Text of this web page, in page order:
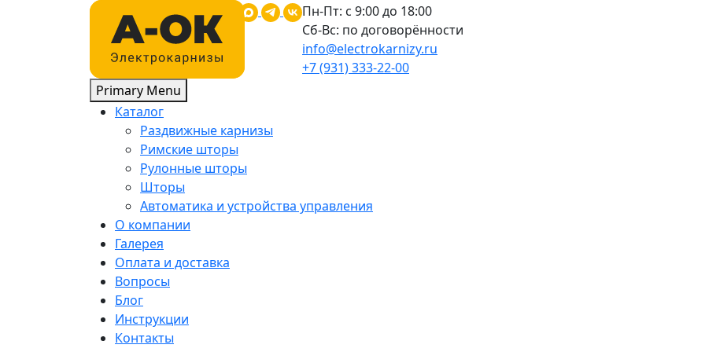
Пн-Пт: с 9:00 до 18:00
Сб-Вс: по договорённости
info@electrokarnizy.ru
+7 (931) 333-22-00
Primary Menu
Каталог
Раздвижные карнизы
Римские шторы
Рулонные шторы
Шторы
Автоматика и устройства управления
О компании
Галерея
Оплата и доставка
Вопросы
Блог
Инструкции
Контакты